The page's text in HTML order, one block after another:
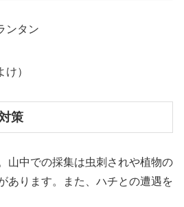
ンタン
）
策
山中での採集は虫刺されや植物の
あります。また、ハチとの遭遇を